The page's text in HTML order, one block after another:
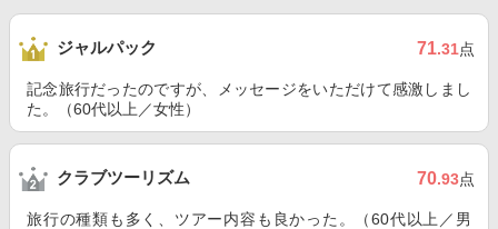
ジャルパック 71.31点
記念旅行だったのですが、メッセージをいただけて感激しまし
た。（60代以上／女性）
クラブツーリズム 70.93点
旅行の種類も多く、ツアー内容も良かった。（60代以上／男